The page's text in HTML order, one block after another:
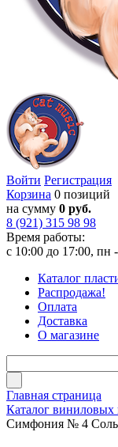
Войти Регистрация
Корзина 0 позиций
на сумму 0 руб.
8 (921) 315 98 98
Время работы:
с 10:00 до 17:00, пн
Каталог
Распродажа!
Оплата
Доставка
О магазине
Главная страница
Каталог виниловых
Симфония № 4 Соль